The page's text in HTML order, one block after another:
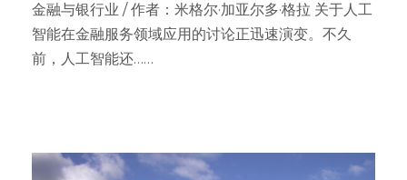
金融与银行业 / 作者：米格尔·加亚尔多·格拉 关于人工
智能在金融服务领域应用的讨论正迅速演变。不久
前，人工智能还……